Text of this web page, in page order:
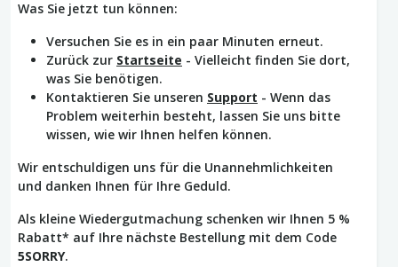
Was Sie jetzt tun können:
Versuchen Sie es in ein paar Minuten erneut.
Zurück zur Startseite - Vielleicht finden Sie dort,
was Sie benötigen.
Kontaktieren Sie unseren Support - Wenn das
Problem weiterhin besteht, lassen Sie uns bitte
wissen, wie wir Ihnen helfen können.
Wir entschuldigen uns für die Unannehmlichkeiten
und danken Ihnen für Ihre Geduld.
Als kleine Wiedergutmachung schenken wir Ihnen 5 %
Rabatt* auf Ihre nächste Bestellung mit dem Code
5SORRY.